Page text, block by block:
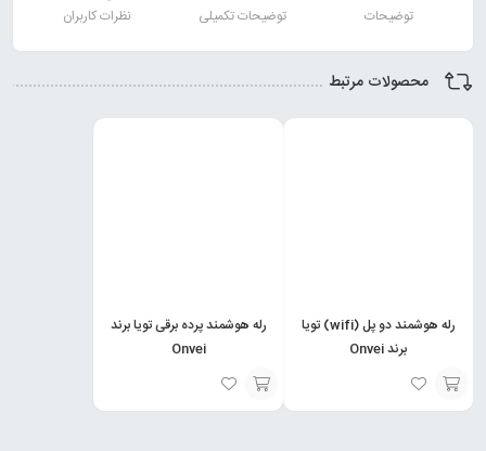
توضیحات توضیحات تکمیلی نظرات کاربران
محصولات مرتبط
رله هوشمند دو پل (wifi) تویا
برند Onvei
انتخاب
رله هوشمند پرده برقی تویا برند
Onvei
انتخاب